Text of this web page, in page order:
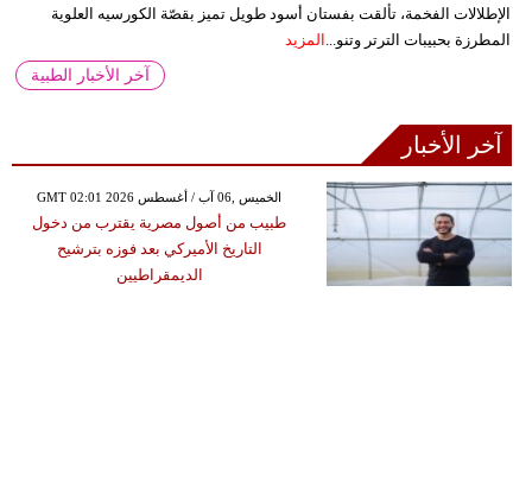
الإطلالات الفخمة، تألقت بفستان أسود طويل تميز بقصّة الكورسيه العلوية
المطرزة بحبيبات الترتر وتنو... المزيد
آخر الأخبار الطبية
آخر الأخبار
GMT 02:01 2026 الخميس ,06 آب / أغسطس
طبيب من أصول مصرية يقترب من دخول
التاريخ الأميركي بعد فوزه بترشيح
الديمقراطيين